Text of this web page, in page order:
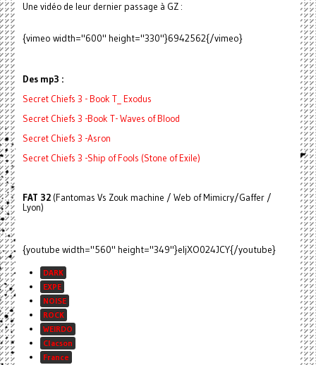
Une vidéo de leur dernier passage à GZ :
{vimeo width="600" height="330"}6942562{/vimeo}
Des mp3 :
Secret Chiefs 3 - Book T_ Exodus
Secret Chiefs 3 -Book T- Waves of Blood
Secret Chiefs 3 -Asron
Secret Chiefs 3 -Ship of Fools (Stone of Exile)
FAT 32 (Fantomas Vs Zouk machine / Web of Mimicry/Gaffer /
Lyon)
{youtube width="560" height="349"}eIjXO024JCY{/youtube}
DARK
EXPE
NOISE
ROCK
WEIRDO
Clacson
France